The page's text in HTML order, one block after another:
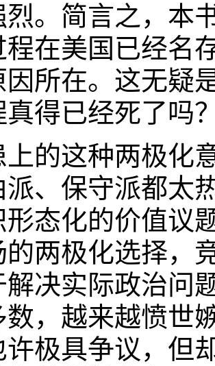
烈。简言之，本
程在美国已经名
因所在。这无疑
真得已经死了吗
上的这种两极化
派、保守派都太
形态化的价值议
的两极化选择，
解决实际政治问
数，越来越愤世
许极具争议，但